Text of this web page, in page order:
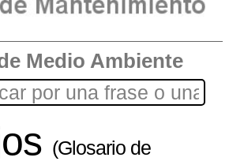
Medio Ambiente
(Glosario de